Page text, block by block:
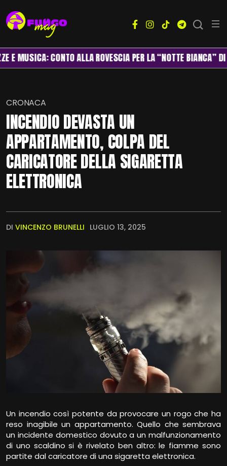
CONTO ALLA ROVESCIA PER LA “NOTTE BIANCA” DI LUCCA
CRONACA
INCENDIO DEVASTA UN
APPARTAMENTO, COLPA DEL
CARICATORE DELLA SIGARETTA
ELETTRONICA
DI VINCENZO BRUNELLI LUGLIO 13, 2025
Un incendio così potente da provocare un rogo che ha
reso inagibile un appartamento. Quello che sembrava
un incidente domestico dovuto a un malfunzionamento
di uno scaldino si è rivelato ben altro: le fiamme sono
partite dal caricatore di una sigaretta elettronica.